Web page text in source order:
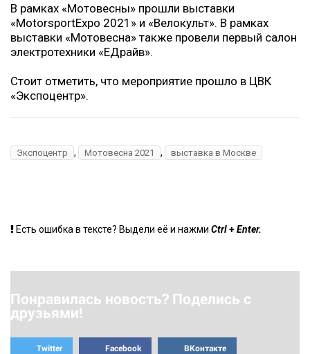
В рамках «Мотовесны» прошли выставки
«MotorsportExpo 2021» и «Велокульт». В рамках
выставки «Мотовесна» также провели первый салон
электротехники «ЕДрайв».
Стоит отметить, что мероприятие прошло в ЦВК
«Экспоцентр».
Экспоцентр , Мотовесна 2021 , выставка в Москве
Есть ошибка в тексте? Выдели её и нажми Ctrl+Enter.
Понравилась новость? Поделись с
друзьями!
Twitter Facebook ВКонтакте